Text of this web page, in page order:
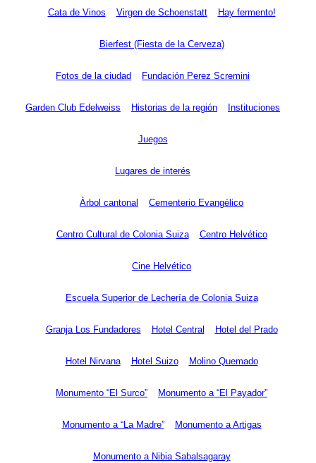
Cata de Vinos Virgen de Schoenstatt Hay fermento!
Bierfest (Fiesta de la Cerveza)
Fotos de la ciudad Fundación Perez Scremini
Garden Club Edelweiss Historias de la región Instituciones
Juegos
Lugares de interés
Àrbol cantonal Cementerio Evangélico
Centro Cultural de Colonia Suiza Centro Helvético
Cine Helvético
Escuela Superior de Lechería de Colonia Suiza
Granja Los Fundadores Hotel Central Hotel del Prado
Hotel Nirvana Hotel Suizo Molino Quemado
Monumento “El Surco” Monumento a “El Payador”
Monumento a “La Madre” Monumento a Artigas
Monumento a Nibia Sabalsagaray